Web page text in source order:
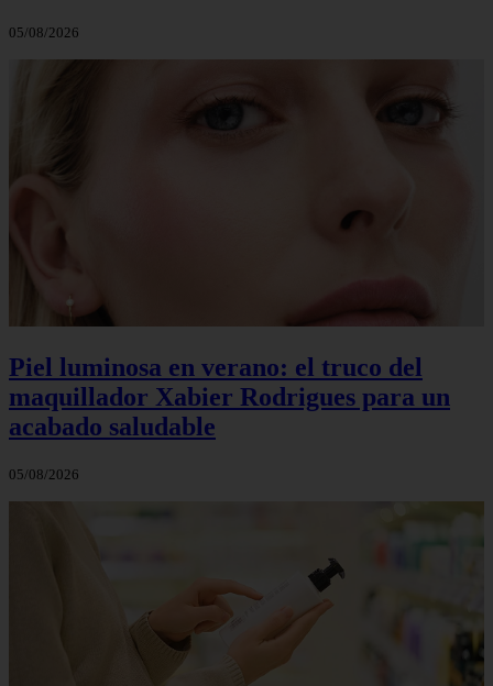
05/08/2026
Piel luminosa en verano: el truco del
maquillador Xabier Rodrigues para un
acabado saludable
05/08/2026